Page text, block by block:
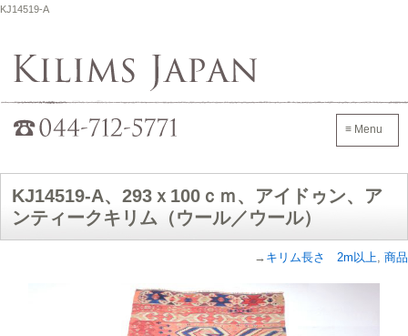
KJ14519-A
≡ Menu
KJ14519-A、293ｘ100ｃｍ、アイドゥン、ア
ンティークキリム（ウール／ウール）
→ キリム長さ 2m以上, 商品